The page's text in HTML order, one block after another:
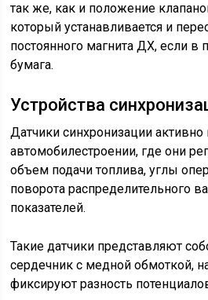
так же, как и положение
который устанавливается и
постоянного магнита ДХ, если в
бумага.
Устройства
Датчики синхронизации
автомобилестроении, где они
объем подачи топлива, углы
поворота распределительного
показателей.
Такие датчики представляют
сердечник с медной обмоткой,
фиксируют разность